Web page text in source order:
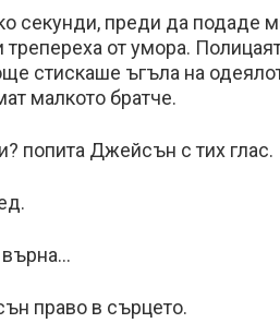
секунди, преди да подаде
от умора.
стискаше ъгъла на
малкото братче.
попита Джейсън с тих глас.
право в сърцето.